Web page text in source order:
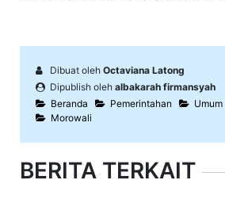
Dibuat oleh Octaviana Latong
Dipublish oleh albakarah firmansyah
Beranda
Pemerintahan Umum
Morowali
BERITA TERKAIT